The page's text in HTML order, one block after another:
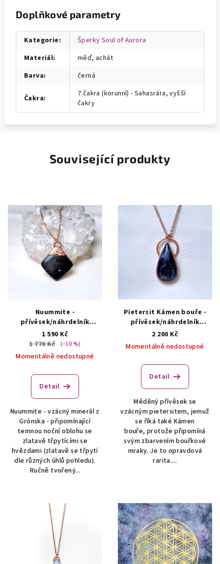
Doplňkové parametry
Kategorie:
Šperky Soul of Aurora
Materiál:
měď, achát
Barva: černá
Čakra:
7.čakra (korunní) - Sahasrára, vyšší
čakry
Související produkty
Nuummite -
přívěsek/náhrdelník
AUTORSKÁ TVORBA ŠPERKŮ
Z MINERÁLŮ
1 590 Kč
1 770 Kč
(–10 %)
Momentálně nedostupné
Detail
Nuummite - vzácný minerál z
Grónska - připomínající
temnou noční oblohu se
zlatavě třpytícími se
hvězdami (zlatavě se třpytí
dle různých úhlů pohledu).
Ručně tvořený...
Pietersit Kámen bouře -
přívěsek/náhrdelník
AUTORSKÁ TVORBA ŠPERKŮ
Z MINERÁLŮ
2 200 Kč
Momentálně nedostupné
Detail
Měděný přívěsek se
vzácným pietersitem, jemuž
se říká také Kámen
bouře, protože připomíná
svým zbarvením bouřkové
mraky. Je to opravdová
rarita....